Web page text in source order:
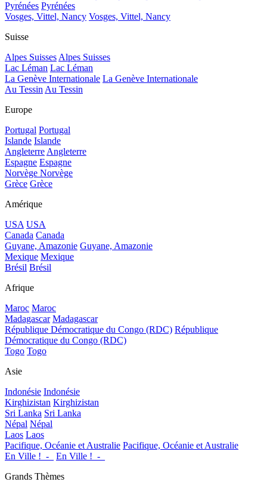
Pyrénées Pyrénées
Vosges, Vittel, Nancy Vosges, Vittel, Nancy
Suisse
Alpes SuissesAlpes Suisses
Lac Léman Lac Léman
La Genève Internationale La Genève Internationale
Au TessinAu Tessin
Europe
Portugal Portugal
Islande Islande
AngleterreAngleterre
Espagne Espagne
Norvège Norvège
Grèce Grèce
Amérique
USA USA
Canada Canada
Guyane, Amazonie Guyane, Amazonie
Mexique Mexique
Brésil Brésil
Afrique
Maroc Maroc
Madagascar Madagascar
République Démocratique du Congo (RDC) République
Démocratique du Congo (RDC)
Togo Togo
Asie
Indonésie Indonésie
Kirghizistan Kirghizistan
Sri Lanka Sri Lanka
Népal Népal
Laos Laos
Pacifique, Océanie et Australie Pacifique, Océanie et Australie
En Ville !_-_
En Ville !_-_
Grands Thèmes